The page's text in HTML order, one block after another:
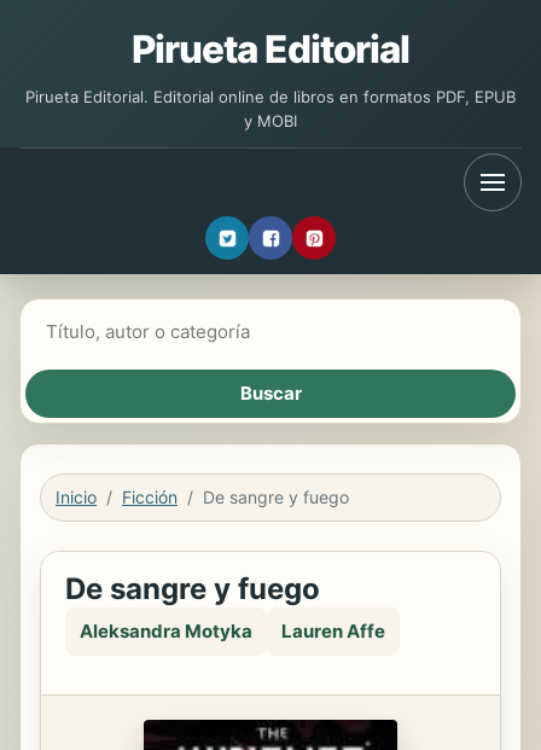
Pirueta Editorial
Pirueta Editorial. Editorial online de libros en formatos PDF, EPUB
y MOBI
Inicio Ficción De sangre y fuego
De sangre y fuego
Aleksandra Motyka Lauren Affe